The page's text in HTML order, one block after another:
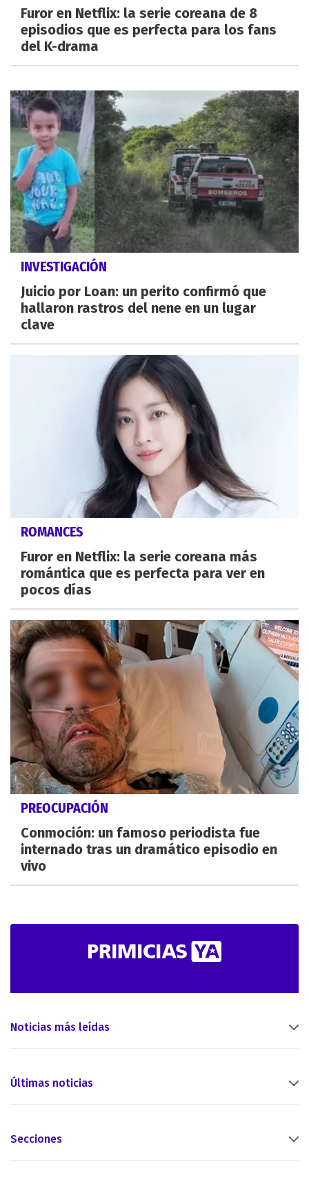
Furor en Netflix: la serie coreana de 8
episodios que es perfecta para los fans
del K-drama
INVESTIGACIÓN
Juicio por Loan: un perito confirmó que
hallaron rastros del nene en un lugar
clave
ROMANCES
Furor en Netflix: la serie coreana más
romántica que es perfecta para ver en
pocos días
PREOCUPACIÓN
Conmoción: un famoso periodista fue
internado tras un dramático episodio en
vivo
Noticias más leídas
Últimas noticias
Secciones